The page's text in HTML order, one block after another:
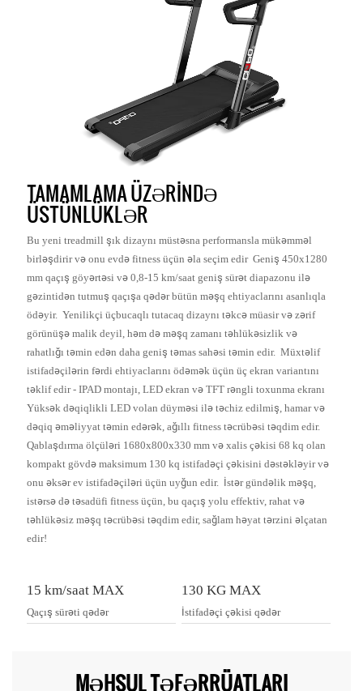
TAMAMLAMA ÜZƏRINDƏ
ÜSTÜNLÜKLƏR
Bu yeni treadmill şık dizaynı müstəsna performansla mükəmməl
birləşdirir və onu evdə fitness üçün əla seçim edir Geniş 450x1280
mm qaçış göyərtəsi və 0,8-15 km/saat geniş sürət diapazonu ilə
gəzintidən tutmuş qaçışa qədər bütün məşq ehtiyaclarını asanlıqla
ödəyir. Yenilikçi üçbucaqlı tutacaq dizaynı təkcə müasir və zərif
görünüşə malik deyil, həm də məşq zamanı təhlükəsizlik və
rahatlığı təmin edən daha geniş təmas sahəsi təmin edir. Müxtəlif
istifadəçilərin fərdi ehtiyaclarını ödəmək üçün üç ekran variantını
təklif edir - IPAD montajı, LED ekran və TFT rəngli toxunma ekranı
Yüksək dəqiqlikli LED volan düyməsi ilə təchiz edilmiş, hamar və
dəqiq əməliyyat təmin edərək, ağıllı fitness təcrübəsi təqdim edir.
Qablaşdırma ölçüləri 1680x800x330 mm və xalis çəkisi 68 kq olan
kompakt gövdə maksimum 130 kq istifadəçi çəkisini dəstəkləyir və
onu əksər ev istifadəçiləri üçün uyğun edir. İstər gündəlik məşq,
istərsə də təsadüfi fitness üçün, bu qaçış yolu effektiv, rahat və
təhlükəsiz məşq təcrübəsi təqdim edir, sağlam həyat tərzini əlçatan
edir!
15 km/saat MAX
Qaçış sürəti qədər
130 KG MAX
İstifadəçi çəkisi qədər
MƏHSUL TƏFƏRRÜATLARI